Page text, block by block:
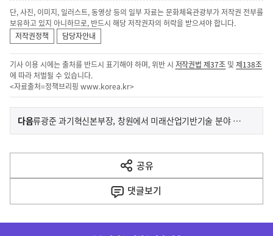
단, 사진, 이미지, 일러스트, 동영상 등의 일부 자료는 문화체육관광부가 저작권 전부를
보유하고 있지 아니하므로, 반드시 해당 저작권자의 허락을 받으셔야 합니다.
저작권정책
담당자안내
기사 이용 시에는 출처를 반드시 표기해야 하며, 위반 시 저작권법 제37조 및제138조
에 따라 처벌될 수 있습니다.
<자료출처=정책브리핑 www.korea.kr>
이
전
다
음
다음기
류광준 과기혁신본부장, 창원에서 미래산업기반기술 분야 연구현장 소통
공유
열
기
댓글보기